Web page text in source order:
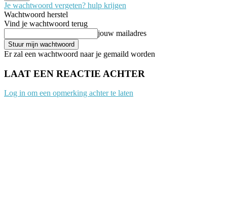
Je wachtwoord vergeten? hulp krijgen
Wachtwoord herstel
Vind je wachtwoord terug
jouw mailadres
Er zal een wachtwoord naar je gemaild worden
LAAT EEN REACTIE ACHTER
Log in om een opmerking achter te laten